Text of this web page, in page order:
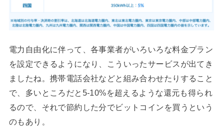
電力自由化に伴って、各事業者がいろいろな料金プラン
を設定できるようになり、こういったサービスが出てき
ましたね。携帯電話会社などと組み合わせたりすること
で、多いところだと5-10%を超えるような還元も得られ
るので、それで節約した分でビットコインを買うという
のもあり。